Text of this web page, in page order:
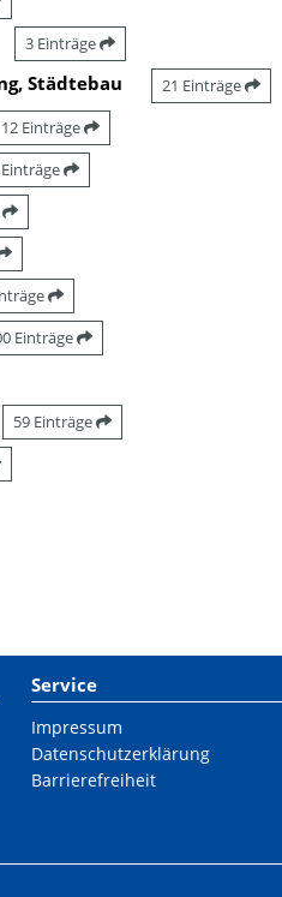
3 Einträge
Städtebau 21 Einträge
12 Einträge
Einträge
59 Einträge
Service
Impressum
Datenschutzerklärung
Barrierefreiheit